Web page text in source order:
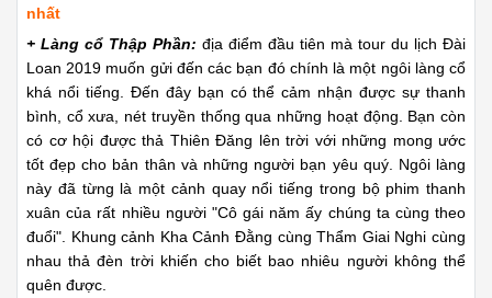
nhất
+ Làng cổ Thập Phần: địa điểm đầu tiên mà tour du lịch Đài
Loan 2019 muốn gửi đến các bạn đó chính là một ngôi làng cổ
khá nổi tiếng. Đến đây bạn có thể cảm nhận được sự thanh
bình, cổ xưa, nét truyền thống qua những hoạt động. Bạn còn
có cơ hội được thả Thiên Đăng lên trời với những mong ước
tốt đẹp cho bản thân và những người bạn yêu quý. Ngôi làng
này đã từng là một cảnh quay nổi tiếng trong bộ phim thanh
xuân của rất nhiều người "Cô gái năm ấy chúng ta cùng theo
đuổi". Khung cảnh Kha Cảnh Đằng cùng Thẩm Giai Nghi cùng
nhau thả đèn trời khiến cho biết bao nhiêu người không thể
quên được.